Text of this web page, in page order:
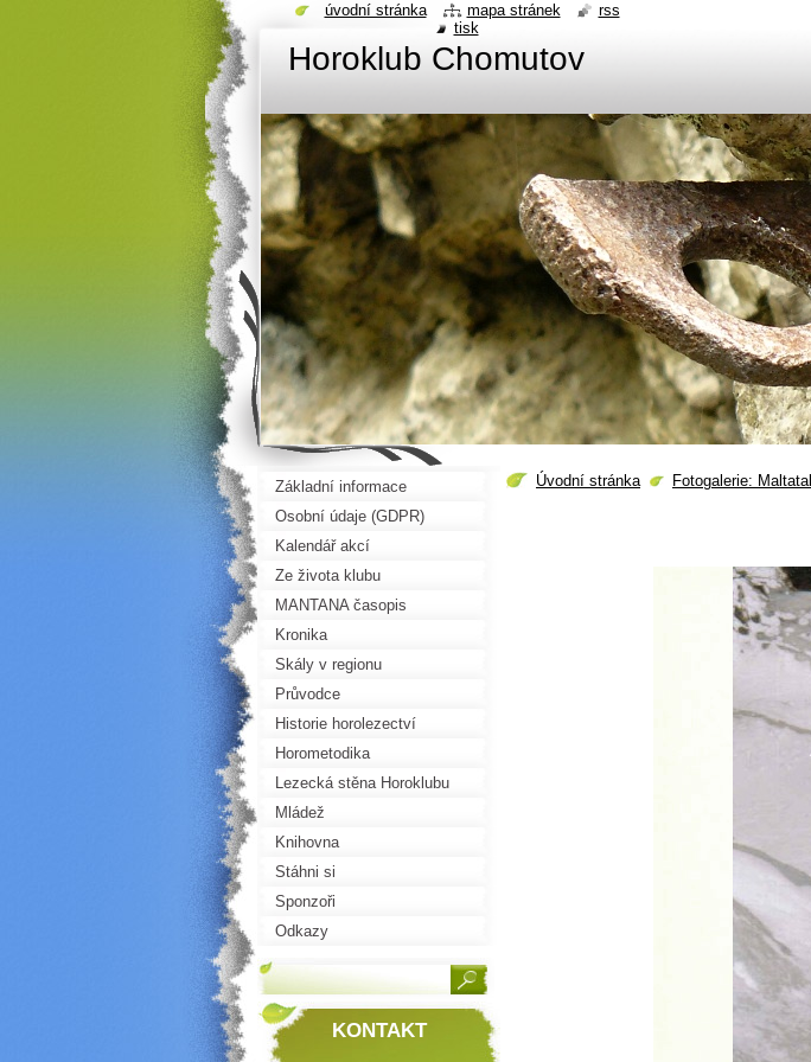
Horoklub Chomutov
Úvodní stránka Fotogalerie: Maltatall
Základní informace
Osobní údaje (GDPR)
Kalendář akcí
Ze života klubu
MANTANA časopis
Kronika
Skály v regionu
Průvodce
Historie horolezectví
Horometodika
Lezecká stěna Horoklubu
Mládež
Knihovna
Stáhni si
Sponzoři
Odkazy
KONTAKT
úvodní stránka mapa stránek
rss
tisk